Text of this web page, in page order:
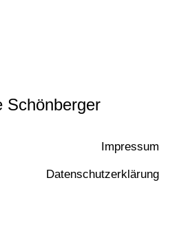
Schönberger
Impressum
Datenschutzerklärung